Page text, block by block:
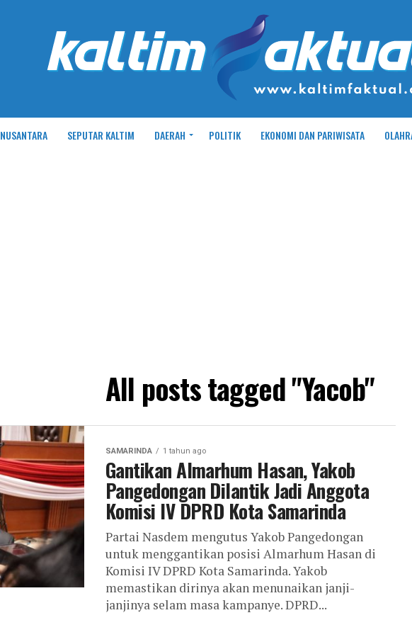
NUSANTARA SEPUTAR KALTIM DAERAH POLITIK EKONOMI DAN PARIWISATA
All posts tagged "Yacob"
SAMARINDA 1 tahun ago
Gantikan Almarhum Hasan, Yakob
Pangedongan Dilantik Jadi Anggota
Komisi IV DPRD Kota Samarinda
Partai Nasdem mengutus Yakob Pangedongan
untuk menggantikan posisi Almarhum Hasan di
Komisi IV DPRD Kota Samarinda. Yakob
memastikan dirinya akan menunaikan janji-
janjinya selam masa kampanye. DPRD...